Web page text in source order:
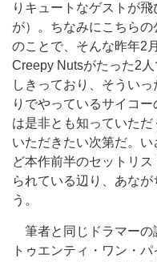
りキュートなゲストが
が）。ちなみにこちら
のことで、そんな昨年2
Creepy Nutsがたった2
しきっており、そうい
りでやっているサイコ
は是非とも知っていた
いただきたい次第だ。
ど本作前半のセットリ
られている辺り、あな
う。
筆者と同じドラマーの
トゥエンティ・ワン・